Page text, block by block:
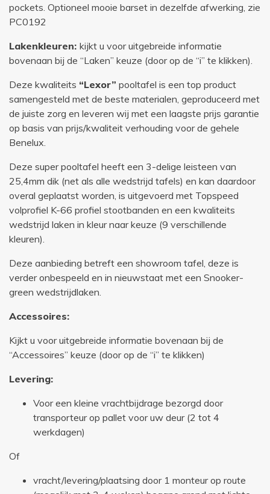
pockets. Optioneel mooie barset in dezelfde afwerking, zie
PC0192
Lakenkleuren: kijkt u voor uitgebreide informatie
bovenaan bij de “Laken” keuze (door op de “i” te klikken).
Deze kwaliteits “Lexor” pooltafel is een top product
samengesteld met de beste materialen, geproduceerd met
de juiste zorg en leveren wij met een laagste prijs garantie
op basis van prijs/kwaliteit verhouding voor de gehele
Benelux.
Deze super pooltafel heeft een 3-delige leisteen van
25,4mm dik (net als alle wedstrijd tafels) en kan daardoor
overal geplaatst worden, is uitgevoerd met Topspeed
volprofiel K-66 profiel stootbanden en een kwaliteits
wedstrijd laken in kleur naar keuze (9 verschillende
kleuren).
Deze aanbieding betreft een showroom tafel, deze is
verder onbespeeld en in nieuwstaat met een Snooker-
green wedstrijdlaken.
Accessoires:
Kijkt u voor uitgebreide informatie bovenaan bij de
“Accessoires” keuze (door op de “i” te klikken)
Levering:
Voor een kleine vrachtbijdrage bezorgd door
transporteur op pallet voor uw deur (2 tot 4
werkdagen)
Of
vracht/levering/plaatsing door 1 monteur op route